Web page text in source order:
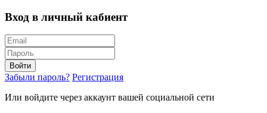
Вход в личный кабиент
Войти
Забыли пароль? Регистрация
Или войдите через аккаунт вашей социальной сети